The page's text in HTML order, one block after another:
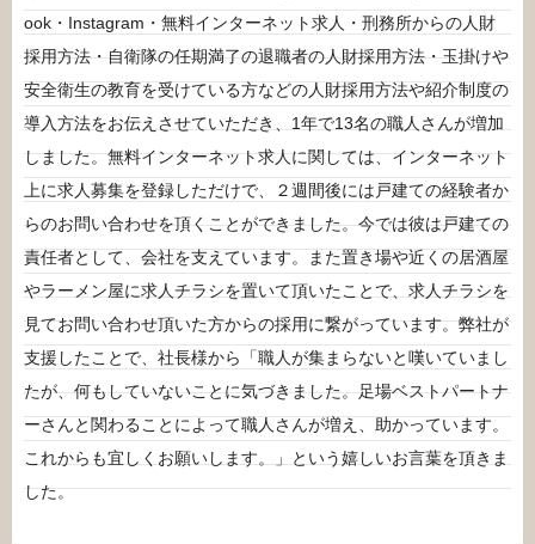
ook・Instagram・無料インターネット求人・刑務所からの人財
採用方法・自衛隊の任期満了の退職者の人財採用方法・玉掛けや
安全衛生の教育を受けている方などの人財採用方法や紹介制度の
導入方法をお伝えさせていただき、1年で13名の職人さんが増加
しました。無料インターネット求人に関しては、インターネット
上に求人募集を登録しただけで、２週間後には戸建ての経験者か
らのお問い合わせを頂くことができました。今では彼は戸建ての
責任者として、会社を支えています。また置き場や近くの居酒屋
やラーメン屋に求人チラシを置いて頂いたことで、求人チラシを
見てお問い合わせ頂いた方からの採用に繋がっています。弊社が
支援したことで、社長様から「職人が集まらないと嘆いていまし
たが、何もしていないことに気づきました。足場ベストパートナ
ーさんと関わることによって職人さんが増え、助かっています。
これからも宜しくお願いします。」という嬉しいお言葉を頂きま
した。